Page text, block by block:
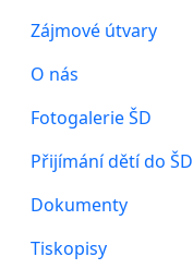
Zájmové útvary
O nás
Fotogalerie ŠD
Přijímání dětí do ŠD
Dokumenty
Tiskopisy